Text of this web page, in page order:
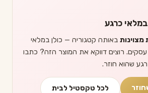
כרגע
מצוינות באותה קטגוריה — כולן במלאי
תוך 7 ימי עסקים. רוצים דווקא את המוצר הזה? כתבו
שהוא חוזר.
לכל טקסטיל לבית